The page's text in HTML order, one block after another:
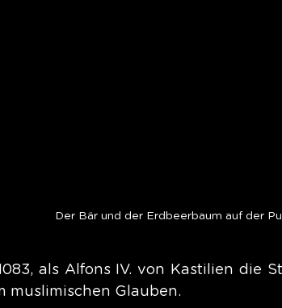
Der Bär und der Erdbeerbaum auf der
als Alfons IV. von Kastilien die
muslimischen Glauben.